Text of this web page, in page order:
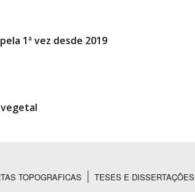
1ª vez desde 2019
TOPOGRAFICAS TESES E DISSERTAÇÕES